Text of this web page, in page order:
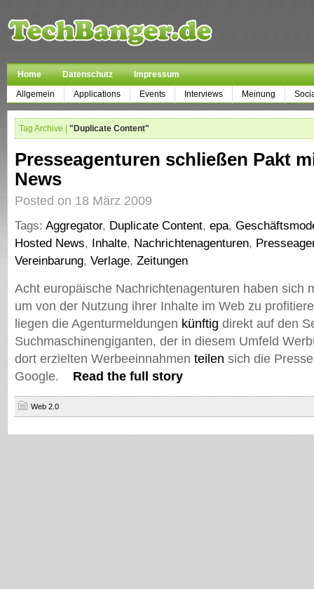
Home Datenschutz
Impressum
Allgemein
Applications Events Interviews Meinung
Tag Archive | "Duplicate Content"
Presseagenturen schließen Pakt
News
Posted on 18 März 2009
Tags: Aggregator, Duplicate Content, epa,
Hosted News, Inhalte, Nachrichtenagenturen,
Vereinbarung, Verlage, Zeitungen
Acht europäische Nachrichtenagenturen haben sich
um von der Nutzung ihrer Inhalte im Web zu
liegen die Agenturmeldungen künftig direkt auf den
Suchmaschinengiganten, der in diesem Umfeld
dort erzielten Werbeeinnahmen teilen sich die
Google.
Read the full story
Web 2.0